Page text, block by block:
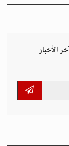
الأخبار